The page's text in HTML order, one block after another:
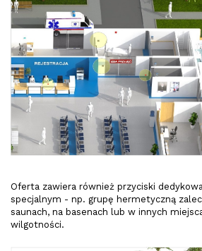
Oferta zawiera również przyciski
specjalnym - np. grupę hermetyczną
saunach, na basenach lub w innych
wilgotności.